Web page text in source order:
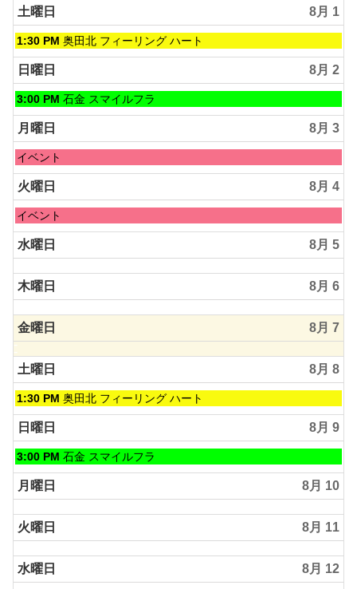
土曜日 8月 1
土
曜
日,
8
月
2026
1:30 PM 奥田北 フィーリング ハート
日曜日 8月 2
日
曜
日,
8
月
2026
3:00 PM 石金 スマイルフラ
月曜日 8月 3
月
曜
日,
8
月
2026
イベント
火曜日 8月 4
火
曜
日,
8
月
4th
2026
イベント
水曜日 8月 5
木曜日 8月 6
金曜日 8月 7
土曜日 8月 8
土
曜
日,
8
月
2026
1:30 PM 奥田北 フィーリング ハート
日曜日 8月 9
日
曜
日,
8
月
9th
2026
3:00 PM 石金 スマイルフラ
月曜日 8月 10
火曜日 8月 11
水曜日 8月 12